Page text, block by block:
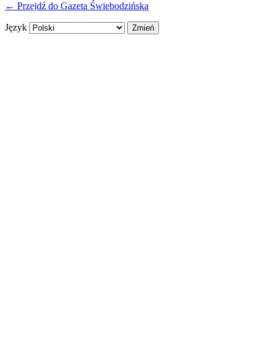
← Przejdź do Gazeta Świebodzińska
Język